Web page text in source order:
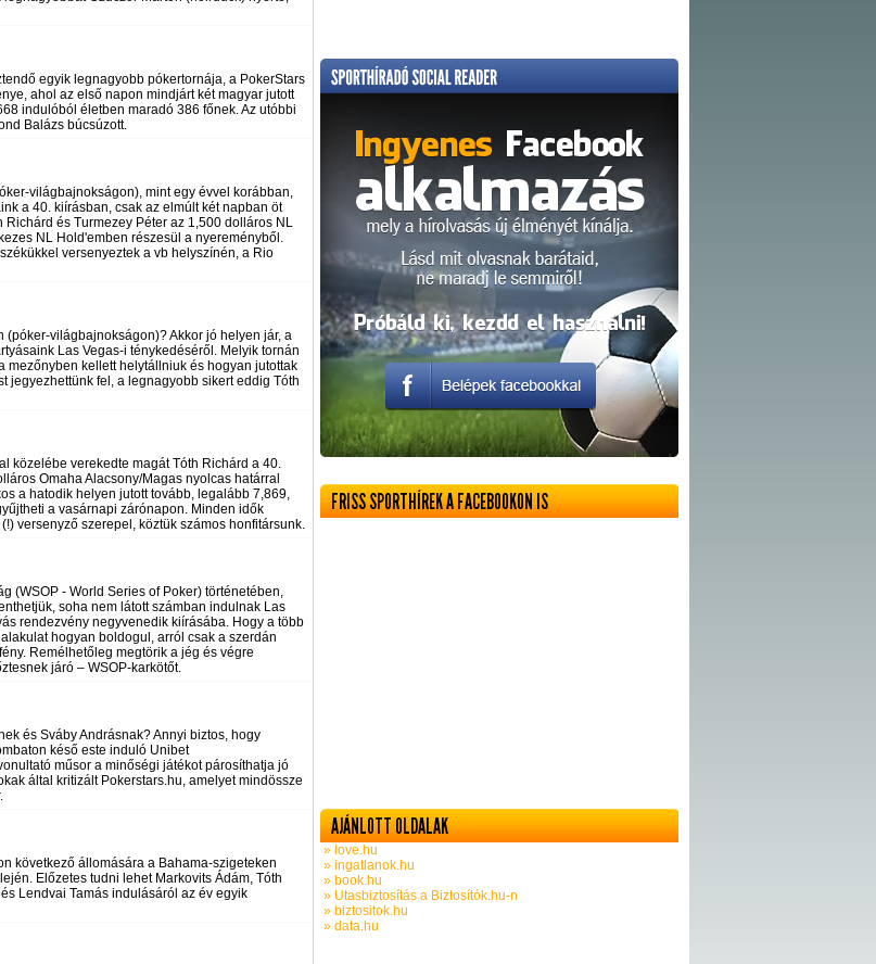
egyik legnagyobb pókertornája, a PokerStars
ahol az első napon mindjárt két magyar jutott
indulóból életben maradó 386 főnek. Az utóbbi
Balázs búcsúzott.
világbajnokságon), mint egy évvel korábban,
a 40. kiírásban, csak az elmúlt két napban öt
és Turmezey Péter az 1,500 dolláros NL
NL Hold'emben részesül a nyereményből.
versenyeztek a vb helyszínén, a Rio
(póker-világbajnokságon)? Akkor jó helyen jár, a
Las Vegas-i ténykedéséről. Melyik tornán
mezőnyben kellett helytállniuk és hogyan jutottak
jegyezhettünk fel, a legnagyobb sikert eddig Tóth
közelébe verekedte magát Tóth Richárd a 40.
Omaha Alacsony/Magas nyolcas határral
a hatodik helyen jutott tovább, legalább 7,869,
a vasárnapi zárónapon. Minden idők
versenyző szerepel, köztük számos honfitársunk.
(WSOP - World Series of Poker) történetében,
soha nem látott számban indulnak Las
rendezvény negyvenedik kiírásába. Hogy a több
hogyan boldogul, arról csak a szerdán
Remélhetőleg megtörik a jég és végre
járó – WSOP-karkötőt.
és Sváby Andrásnak? Annyi biztos, hogy
késő este induló Unibet
műsor a minőségi játékot párosíthatja jó
által kritizált Pokerstars.hu, amelyet mindössze
következő állomására a Bahama-szigeteken
Előzetes tudni lehet Markovits Ádám, Tóth
Lendvai Tamás indulásáról az év egyik
FRISS SPORTHÍREK A FACEBOOKON IS
AJÁNLOTT OLDALAK
» love.hu
» ingatlanok.hu
» book.hu
» Utasbiztosítás a Biztosítók.hu-n
» biztositok.hu
» data.hu